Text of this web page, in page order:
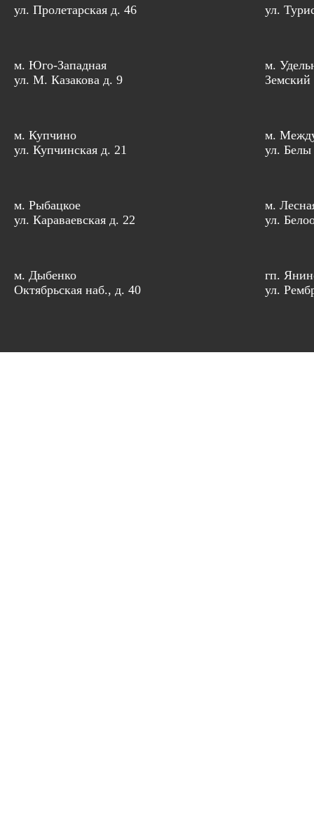
ул. Пролетарская д. 46
ул.
м. Юго-Западная
ул. М. Казакова д. 9
м.
Земский
м. Купчино
ул. Купчинская д. 21
м.
ул.
м. Рыбацкое
ул. Караваевская д. 22
м.
ул.
м. Дыбенко
Октябрьская наб., д. 40
гп.
ул.